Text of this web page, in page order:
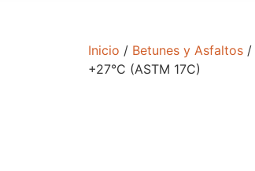
Inicio / Betunes y Asfaltos /
+27°C (ASTM 17C)